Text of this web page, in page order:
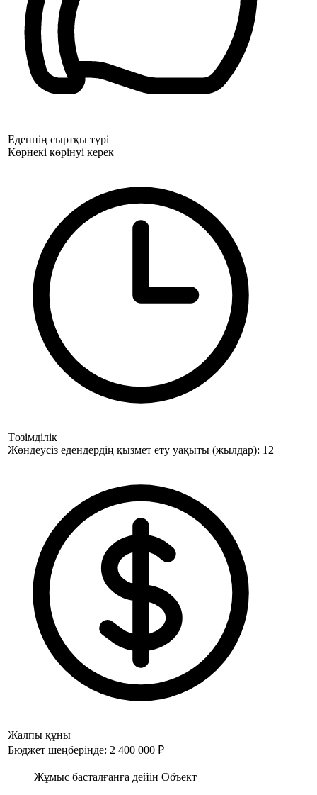
Еденнің сыртқы түрі
Көрнекі көрінуі керек
Төзімділік
Жөндеусіз едендердің қызмет ету уақыты (жылдар): 12
Жалпы құны
Бюджет шеңберінде: 2 400 000 ₽
Жұмыс басталғанға дейін Объект